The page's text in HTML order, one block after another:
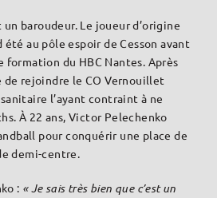
baroudeur. Le joueur d’origine
été au pôle espoir de Cesson avant
formation du HBC Nantes. Après
de rejoindre le CO Vernouillet
l’ayant contraint à ne
À 22 ans, Victor Pelechenko
pour conquérir une place de
demi-centre.
: « Je sais très bien que c’est un